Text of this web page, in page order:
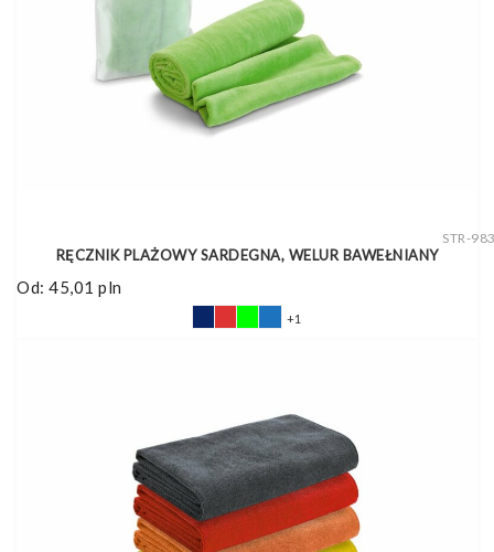
STR-
RĘCZNIK PLAŻOWY SARDEGNA, WELUR BAWEŁNIANY
Od: 45,01 pln
+1